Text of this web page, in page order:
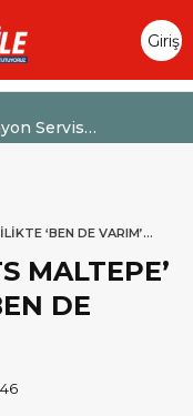
Giriş
Yap
Servis
İmkânı
‘BEN DE VARIM’
MALTEPE’
DE